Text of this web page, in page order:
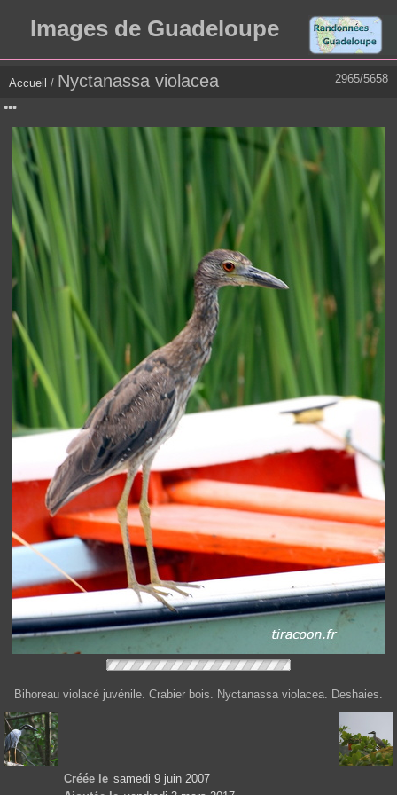
Images de Guadeloupe
2965/5658
Accueil / Nyctanassa violacea
Bihoreau violacé juvénile. Crabier bois. Nyctanassa violacea. Deshaies.
Créée le samedi 9 juin 2007